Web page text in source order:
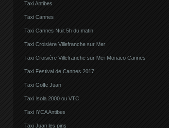
Taxi Antibes
Taxi Cannes
Taxi Cannes Nuit 5h du matin
Taxi Croisière Villefranche sur Mer
Taxi Croisière Villefranche sur Mer Monaco Cannes
Taxi Festival de Cannes 2017
Taxi Golfe Juan
Taxi Isola 2000 ou VTC
Taxi IYCA Antibes
Taxi Juan les pins